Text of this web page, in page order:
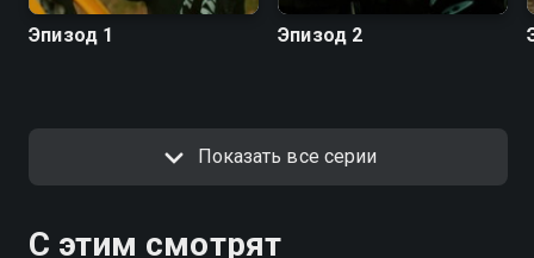
Эпизод 1 Эпизод 2
Показать все серии
С этим смотрят